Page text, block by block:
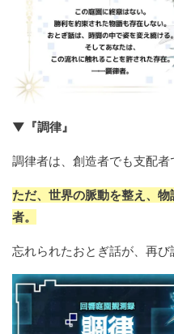
▼『調律』
調律者は、創造者でも支配者
ただ、世界の脈動を整え、
者。
忘れられたおとぎ話が、再び